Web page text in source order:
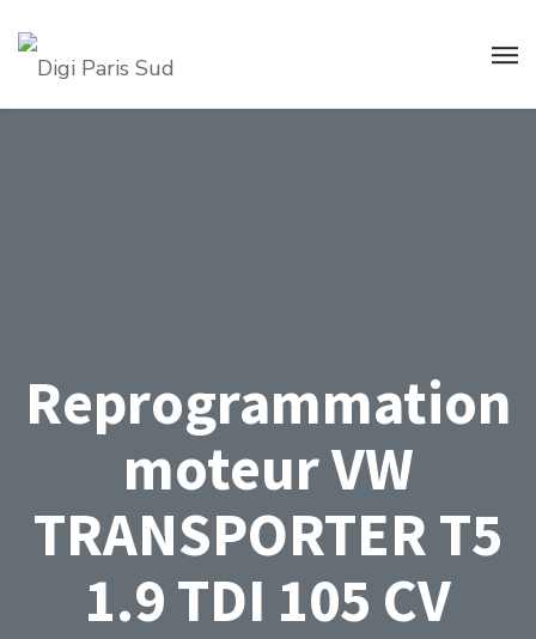
Reprogrammation
moteur VW
TRANSPORTER T5
1.9 TDI 105 CV